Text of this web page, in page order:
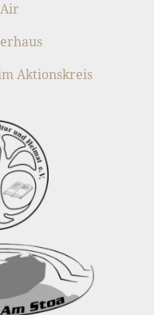
Aktionskreis